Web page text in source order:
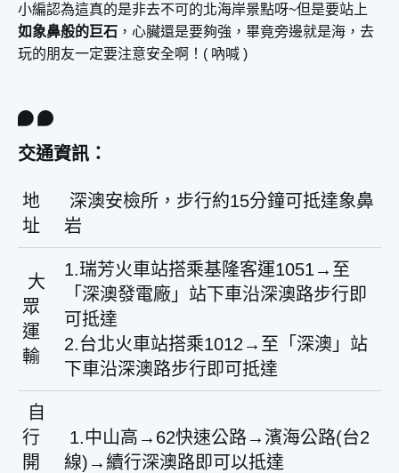
小編認為這真的是非去不可的北海岸景點呀~但是要站上
如象鼻般的巨石 ，心臟還是要夠強，畢竟旁邊就是海，去
玩的朋友一定要注意安全啊！( 吶喊 )
交通資訊：
地
址
深澳安檢所，步行約15分鐘可抵達象鼻
岩
大
眾
運
輸
1.瑞芳火車站搭乘基隆客運1051→至
「深澳發電廠」站下車沿深澳路步行即
可抵達
2.台北火車站搭乘1012→至「深澳」站
下車沿深澳路步行即可抵達
自
行
開
1.中山高→62快速公路→濱海公路(台2
線)→續行深澳路即可以抵達